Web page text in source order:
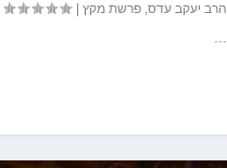
הרב יעקב עדס,פרשת מקץ |